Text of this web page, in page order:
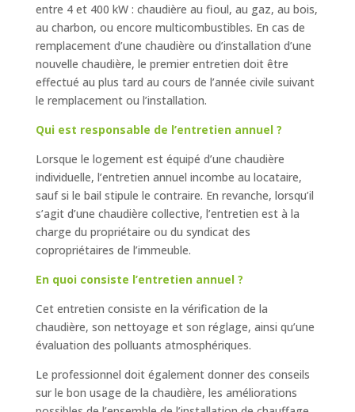
entre 4 et 400 kW : chaudière au fioul, au gaz, au bois,
au charbon, ou encore multicombustibles. En cas de
remplacement d’une chaudière ou d’installation d’une
nouvelle chaudière, le premier entretien doit être
effectué au plus tard au cours de l’année civile suivant
le remplacement ou l’installation.
Qui est responsable de l’entretien annuel ?
Lorsque le logement est équipé d’une chaudière
individuelle, l’entretien annuel incombe au locataire,
sauf si le bail stipule le contraire. En revanche, lorsqu’il
s’agit d’une chaudière collective, l’entretien est à la
charge du propriétaire ou du syndicat des
copropriétaires de l’immeuble.
En quoi consiste l’entretien annuel ?
Cet entretien consiste en la vérification de la
chaudière, son nettoyage et son réglage, ainsi qu’une
évaluation des polluants atmosphériques.
Le professionnel doit également donner des conseils
sur le bon usage de la chaudière, les améliorations